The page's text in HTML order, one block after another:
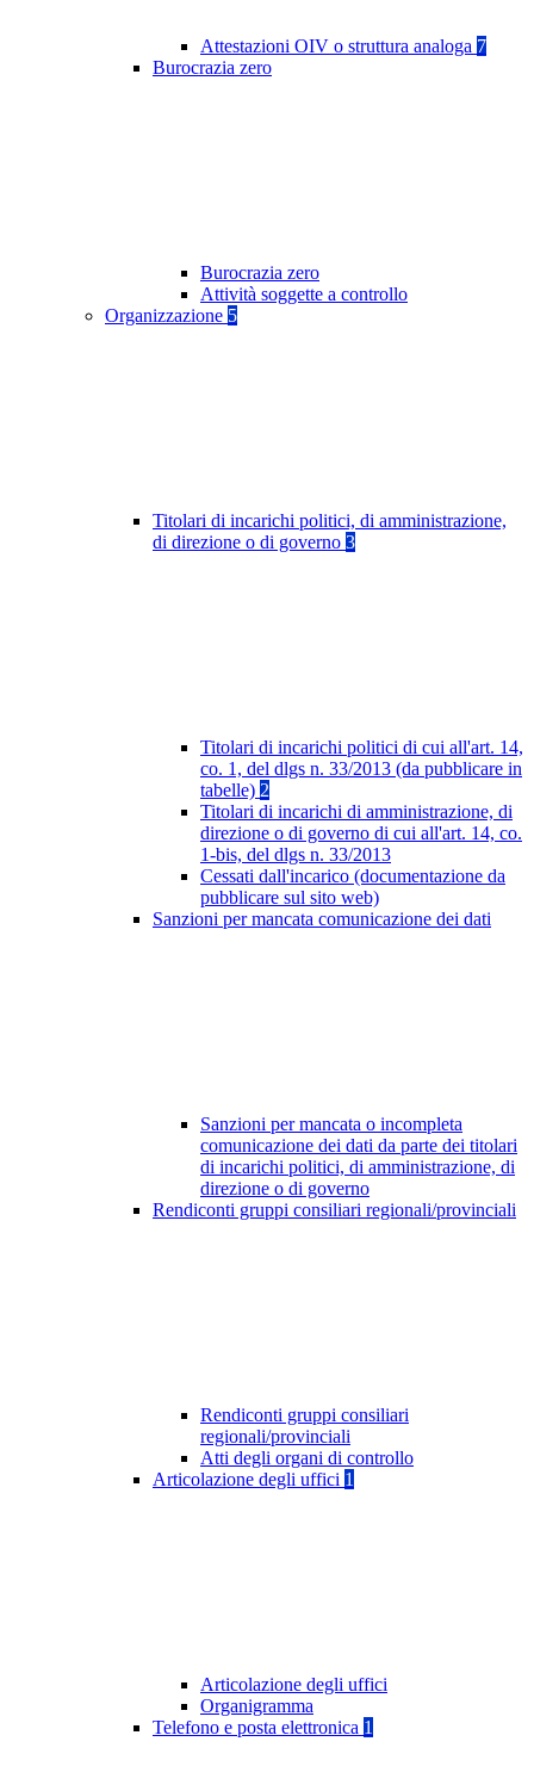
Attestazioni OIV o struttura analoga 7
Burocrazia zero
Burocrazia zero
Attività soggette a controllo
Organizzazione 5
Titolari di incarichi politici, di amministrazione,
di direzione o di governo 3
Titolari di incarichi politici di cui all'art. 14,
co. 1, del dlgs n. 33/2013 (da pubblicare in
tabelle) 2
Titolari di incarichi di amministrazione, di
direzione o di governo di cui all'art. 14, co.
1-bis, del dlgs n. 33/2013
Cessati dall'incarico (documentazione da
pubblicare sul sito web)
Sanzioni per mancata comunicazione dei dati
Sanzioni per mancata o incompleta
comunicazione dei dati da parte dei titolari
di incarichi politici, di amministrazione, di
direzione o di governo
Rendiconti gruppi consiliari regionali/provinciali
Rendiconti gruppi consiliari
regionali/provinciali
Atti degli organi di controllo
Articolazione degli uffici 1
Articolazione degli uffici
Organigramma
Telefono e posta elettronica 1